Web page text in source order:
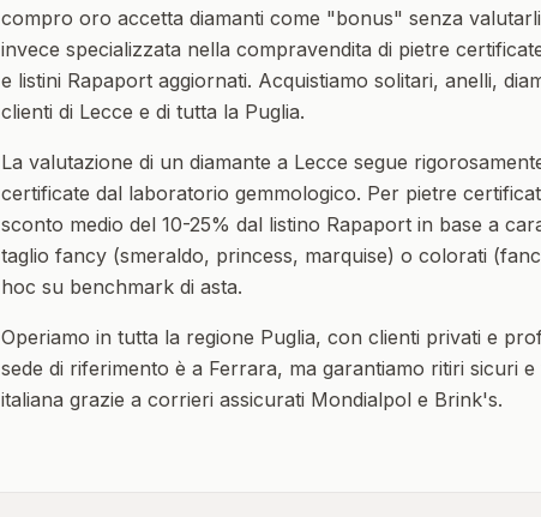
compro oro accetta diamanti come "bonus" senza
invece specializzata nella compravendita di pietre
e listini Rapaport aggiornati. Acquistiamo solitari, anelli,
clienti di Lecce e di tutta la Puglia.
La valutazione di un diamante a Lecce segue
certificate dal laboratorio gemmologico. Per pietre
sconto medio del 10-25% dal listino Rapaport in base a
taglio fancy (smeraldo, princess, marquise) o colorati
hoc su benchmark di asta.
Operiamo in tutta la regione Puglia, con clienti privati e
sede di riferimento è a Ferrara, ma garantiamo ritiri sicuri
italiana grazie a corrieri assicurati Mondialpol e Brink's.